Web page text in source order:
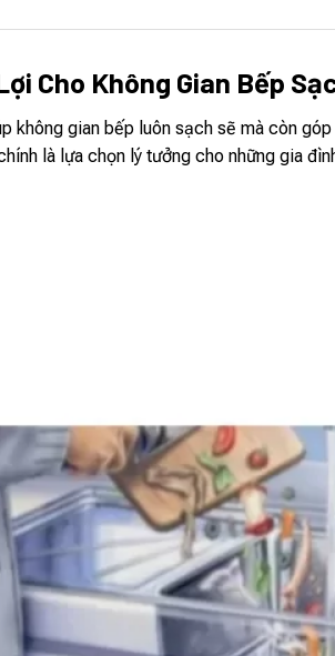
Cho Không Gian Bếp
gian bếp luôn sạch sẽ mà còn
là lựa chọn lý tưởng cho những gia